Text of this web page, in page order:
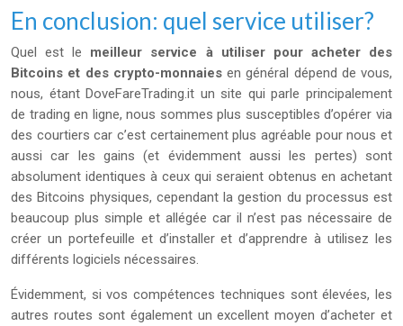
En conclusion: quel service utiliser?
Quel est le meilleur service à utiliser pour acheter des
Bitcoins et des crypto-monnaiesen général dépend de vous,
nous, étant DoveFareTrading.it un site qui parle principalement
de trading en ligne, nous sommes plus susceptibles d’opérer via
des courtiers car c’est certainement plus agréable pour nous et
aussi car les gains (et évidemment aussi les pertes) sont
absolument identiques à ceux qui seraient obtenus en achetant
des Bitcoins physiques, cependant la gestion du processus est
beaucoup plus simple et allégée car il n’est pas nécessaire de
créer un portefeuille et d’installer et d’apprendre à utilisez les
différents logiciels nécessaires.
Évidemment, si vos compétences techniques sont élevées, les
autres routes sont également un excellent moyen d’acheter et